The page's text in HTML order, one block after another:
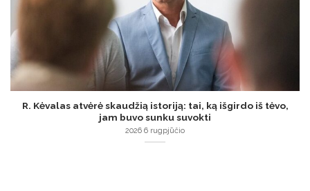
R. Kėvalas atvėrė skaudžią istoriją: tai, ką išgirdo iš tėvo,
jam buvo sunku suvokti
2026 6 rugpjūčio